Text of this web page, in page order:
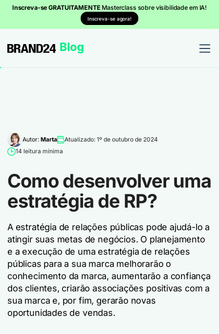
Inscreva-se GRATUITAMENTE Masterclass sobre visibilidade em IA!
Inscreva-se agora!
Autor: Marta
Atualizado: 1º de outubro de 2024
14 leitura mínima
Como desenvolver uma
estratégia de RP?
A estratégia de relações públicas pode ajudá-lo a
atingir suas metas de negócios. O planejamento
e a execução de uma estratégia de relações
públicas para a sua marca melhorarão o
conhecimento da marca, aumentarão a confiança
dos clientes, criarão associações positivas com a
sua marca e, por fim, gerarão novas
oportunidades de vendas.